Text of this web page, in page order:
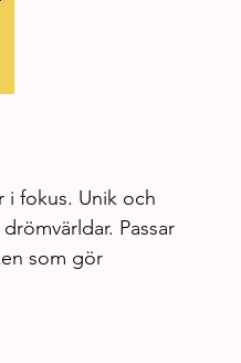
i fokus. Unik och
Passar
som gör